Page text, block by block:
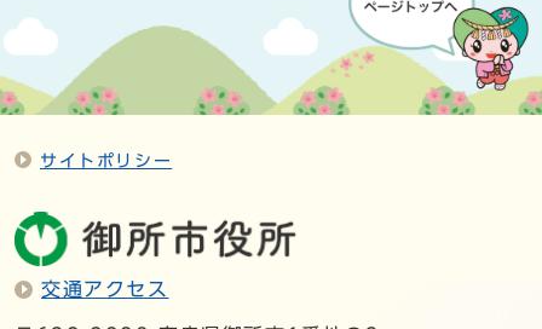
サイトポリシー
交通アクセス